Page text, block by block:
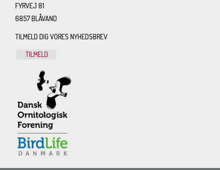
FYRVEJ 81
6857 BLÅVAND
TILMELD DIG VORES NYHEDSBREV
TILMELD